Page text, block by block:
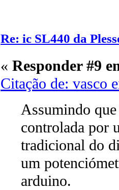
Re: ic SL440 da
« Responder #9
Citação de: vasco
Assumindo
controlada por
tradicional do
um
arduino.